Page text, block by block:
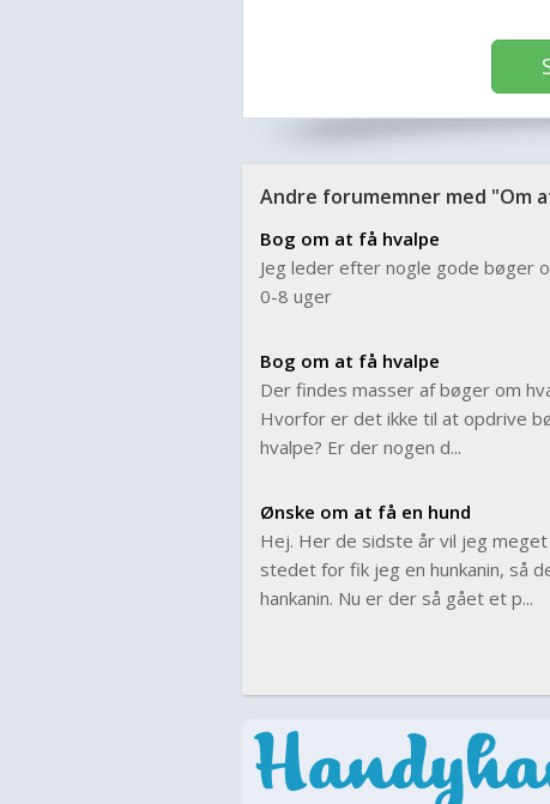
Andre forumemner med "Om
Bog om at få hvalpe
Jeg leder efter nogle gode bøger
0-8 uger
Bog om at få hvalpe
Der findes masser af bøger om
Hvorfor er det ikke til at opdrive
hvalpe? Er der nogen d...
Ønske om at få en hund
Hej. Her de sidste år vil jeg
stedet for fik jeg en hunkanin, så
hankanin. Nu er der så gået et p...